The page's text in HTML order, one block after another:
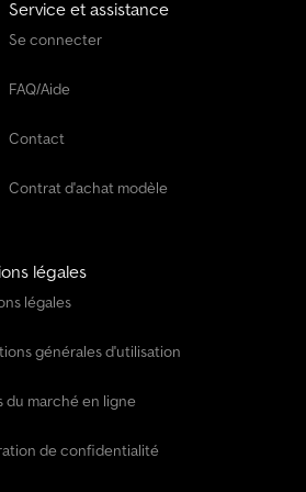
Service et assistance
Se connecter
FAQ/Aide
Contact
Contrat d'achat modèle
légales
légales
générales d'utilisation
du marché en ligne
de confidentialité